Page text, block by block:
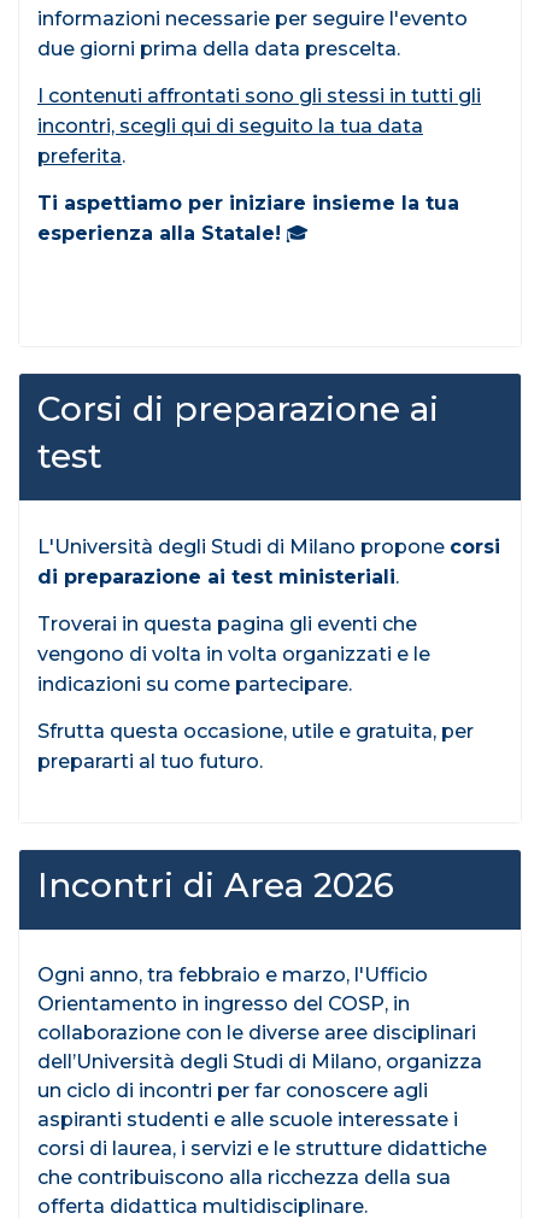
informazioni necessarie per seguire l'evento
due giorni prima della data prescelta.
I contenuti affrontati sono gli stessi in tutti gli
incontri, scegli qui di seguito la tua data
preferita.
Ti aspettiamo per iniziare insieme la tua
esperienza alla Statale! 🎓
Corsi di preparazione ai
test
L'Università degli Studi di Milano propone corsi
di preparazione ai test ministeriali.
Troverai in questa pagina gli eventi che
vengono di volta in volta organizzati e le
indicazioni su come partecipare.
Sfrutta questa occasione, utile e gratuita, per
prepararti al tuo futuro.
Incontri di Area 2026
Ogni anno, tra febbraio e marzo, l'Ufficio
Orientamento in ingresso del COSP, in
collaborazione con le diverse aree disciplinari
dell’Università degli Studi di Milano, organizza
un ciclo di incontri per far conoscere agli
aspiranti studenti e alle scuole interessate i
corsi di laurea, i servizi e le strutture didattiche
che contribuiscono alla ricchezza della sua
offerta didattica multidisciplinare.